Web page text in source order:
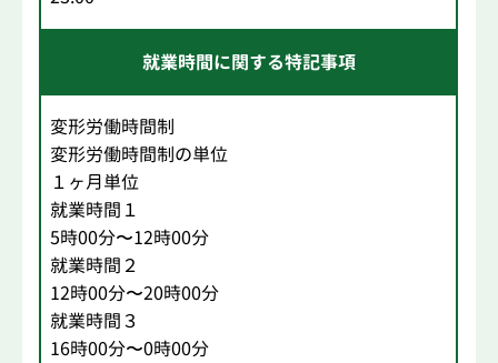
就業時間に関する特記事項
変形労働時間制
変形労働時間制の単位
１ヶ月単位
就業時間１
5時00分〜12時00分
就業時間２
12時00分〜20時00分
就業時間３
16時00分〜0時00分